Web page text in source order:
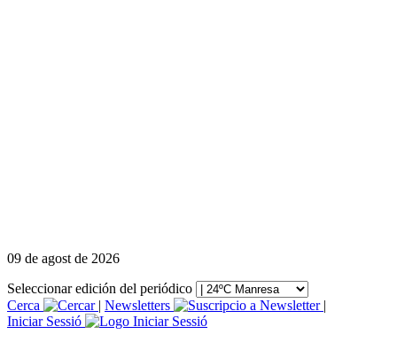
09 de agost de 2026
Seleccionar edición del periódico
Cerca
| Newsletters
|
Iniciar Sessió